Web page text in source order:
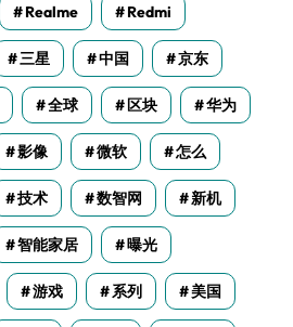
Realme Redmi
三星 中国 京东
全球 区块 华为
影像 微软 怎么
技术 数智网 新机
智能家居 曝光
游戏 系列 美国